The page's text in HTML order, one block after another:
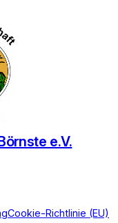
e.V.
Cookie-Richtlinie (EU)